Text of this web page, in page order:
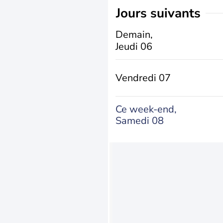
jours suivants
Demain,
Jeudi 06
Vendredi 07
Ce week-end,
Samedi 08